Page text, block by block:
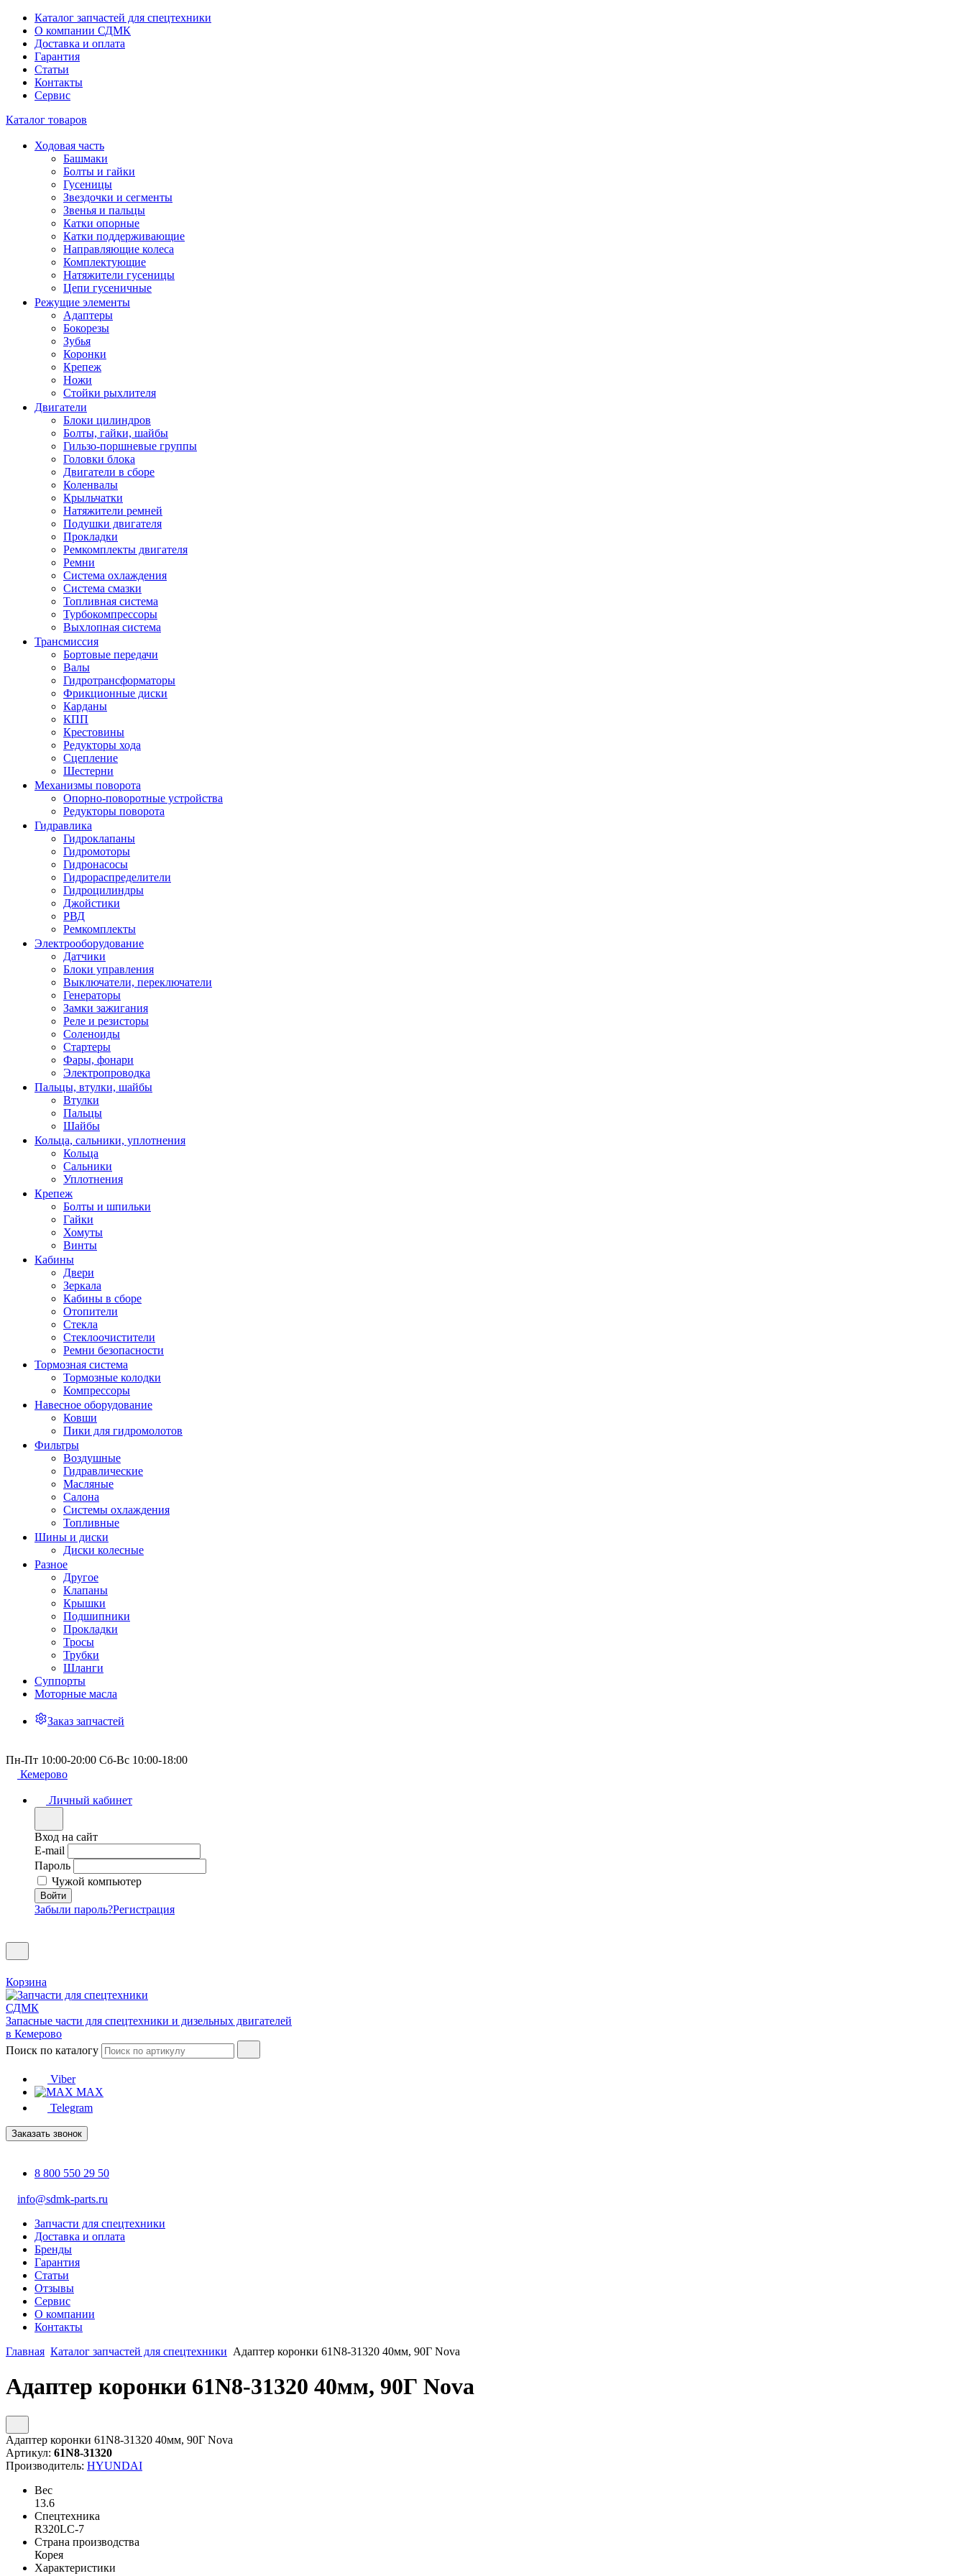
Каталог запчастей для спецтехники
О компании СДМК
Доставка и оплата
Гарантия
Статьи
Контакты
Сервис
Каталог товаров
Ходовая часть
Башмаки
Болты и гайки
Гусеницы
Звездочки и сегменты
Звенья и пальцы
Катки опорные
Катки поддерживающие
Направляющие колеса
Комплектующие
Натяжители гусеницы
Цепи гусеничные
Режущие элементы
Адаптеры
Бокорезы
Зубья
Коронки
Крепеж
Ножи
Стойки рыхлителя
Двигатели
Блоки цилиндров
Болты, гайки, шайбы
Гильзо-поршневые группы
Головки блока
Двигатели в сборе
Коленвалы
Крыльчатки
Натяжители ремней
Подушки двигателя
Прокладки
Ремкомплекты двигателя
Ремни
Система охлаждения
Система смазки
Топливная система
Турбокомпрессоры
Выхлопная система
Трансмиссия
Бортовые передачи
Валы
Гидротрансформаторы
Фрикционные диски
Карданы
КПП
Крестовины
Редукторы хода
Сцепление
Шестерни
Механизмы поворота
Опорно-поворотные устройства
Редукторы поворота
Гидравлика
Гидроклапаны
Гидромоторы
Гидронасосы
Гидрораспределители
Гидроцилиндры
Джойстики
РВД
Ремкомплекты
Электрооборудование
Датчики
Блоки управления
Выключатели, переключатели
Генераторы
Замки зажигания
Реле и резисторы
Соленоиды
Стартеры
Фары, фонари
Электропроводка
Пальцы, втулки, шайбы
Втулки
Пальцы
Шайбы
Кольца, сальники, уплотнения
Кольца
Сальники
Уплотнения
Крепеж
Болты и шпильки
Гайки
Хомуты
Винты
Кабины
Двери
Зеркала
Кабины в сборе
Отопители
Стекла
Стеклоочистители
Ремни безопасности
Тормозная система
Тормозные колодки
Компрессоры
Навесное оборудование
Ковши
Пики для гидромолотов
Фильтры
Воздушные
Гидравлические
Масляные
Салона
Системы охлаждения
Топливные
Шины и диски
Диски колесные
Разное
Другое
Клапаны
Крышки
Подшипники
Прокладки
Тросы
Трубки
Шланги
Суппорты
Моторные масла
Заказ запчастей
Пн-Пт 10:00-20:00 Сб-Вс 10:00-18:00
Кемерово
Личный кабинет
Вход на сайт
E-mail
Пароль
Чужой компьютер
Забыли пароль?Регистрация
Корзина
Запасные части для спецтехники и дизельных двигателей
в Кемерово
Поиск по каталогу
Viber
MAX
Telegram
Заказать звонок
8 800 550 29 50
info@sdmk-parts.ru
Запчасти для спецтехники
Доставка и оплата
Бренды
Гарантия
Статьи
Отзывы
Сервис
О компании
Контакты
Главная Каталог запчастей для спецтехники Адаптер коронки 61N8-31320 40мм, 90Г Nova
Адаптер коронки 61N8-31320 40мм, 90Г Nova
Адаптер коронки 61N8-31320 40мм, 90Г Nova
Артикул: 61N8-31320
Производитель: HYUNDAI
Вес
13.6
Спецтехника
R320LC-7
Страна производства
Корея
Характеристики